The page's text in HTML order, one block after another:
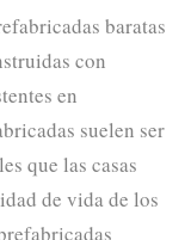
baratas
con
en
suelen ser
que las casas
de vida de los